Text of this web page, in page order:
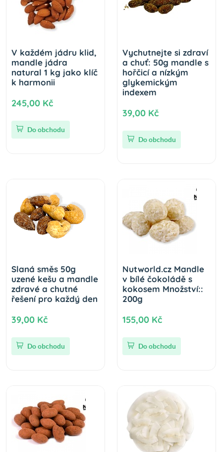
V každém jádru klid,
mandle jádra
natural 1 kg jako klíč
k harmonii
245,00 Kč
Do obchodu
Vychutnejte si zdraví
a chuť: 50g mandle s
hořčicí a nízkým
glykemickým
indexem
39,00 Kč
Do obchodu
Slaná směs 50g
uzené kešu a mandle
zdravé a chutné
řešení pro každý den
39,00 Kč
Do obchodu
Nutworld.cz Mandle
v bílé čokoládě s
kokosem Množství::
200g
155,00 Kč
Do obchodu